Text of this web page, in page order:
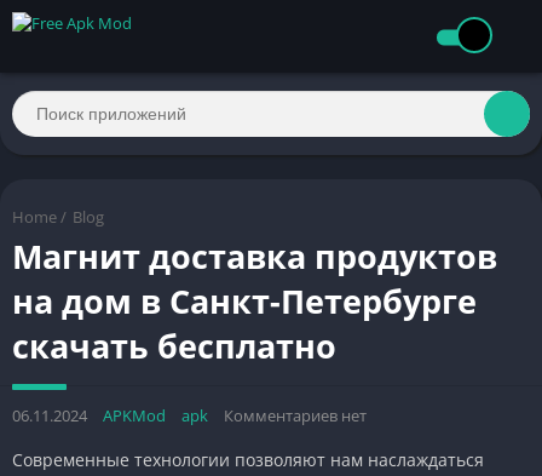
Home / Blog
Магнит доставка продуктов
на дом в Санкт-Петербурге
скачать бесплатно
06.11.2024 APKMod apk Комментариев нет
Современные технологии позволяют нам наслаждаться